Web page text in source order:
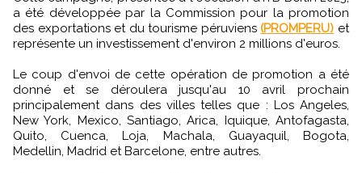
a été développée par la Commission pour la promotion
des exportations et du tourisme péruviens (PROMPERU) et
représente un investissement d'environ 2 millions d'euros.
Le coup d'envoi de cette opération de promotion a été
donné et se déroulera jusqu'au 10 avril prochain
principalement dans des villes telles que : Los Angeles,
New York, Mexico, Santiago, Arica, Iquique, Antofagasta,
Quito, Cuenca, Loja, Machala, Guayaquil, Bogota,
Medellin, Madrid et Barcelone, entre autres.